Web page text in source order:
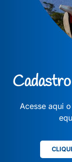
Acesse aqui